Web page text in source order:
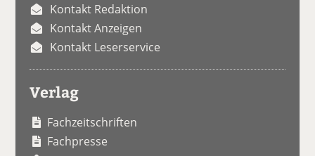
Kontakt Redaktion
Kontakt Anzeigen
Kontakt Leserservice
Verlag
Fachzeitschriften
Fachpresse